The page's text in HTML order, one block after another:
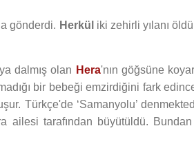
gönderdi. Herkül iki zehirli yılanı
dalmış olan Hera'nın göğsüne
bir bebeği emzirdiğini fark
Türkçe'de ‘Samanyolu’
tarafından büyütüldü.